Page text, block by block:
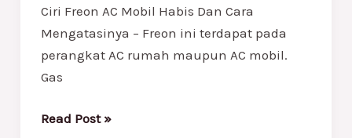
Ciri Freon AC Mobil Habis Dan Cara
Mengatasinya – Freon ini terdapat pada
perangkat AC rumah maupun AC mobil.
Gas
Mengatasinya
Read Post »